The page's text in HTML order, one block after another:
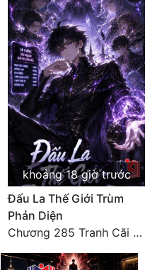
khoảng 18 giờ trước
Đấu La Thế Giới Trùm
Phản Diện
Chương 285 Tranh Cãi Giữa Sư Đồ